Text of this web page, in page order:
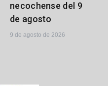
necochense del 9
de agosto
9 de agosto de 2026